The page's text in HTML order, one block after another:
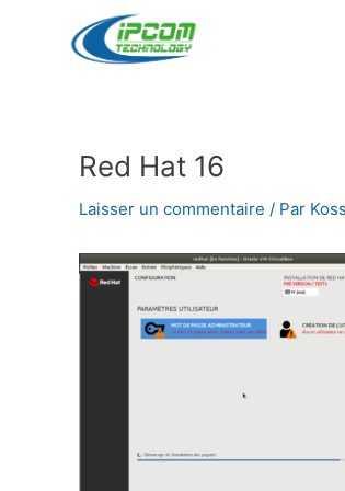
Red Hat 16
Laisser un commentaire / Par
Navigation
articles